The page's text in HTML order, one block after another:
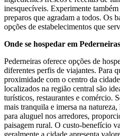
inesquecíveis. Experimente
preparos que agradam a todos. Os
opções de estabelecimentos que
Onde se hospedar em
Pederneiras oferece opções de
diferentes perfis de viajantes. Para
proximidade com o centro da
localizados na região central são
turísticos, restaurantes e comércio.
mais tranquila e imersa na
para aluguel nos arredores,
paisagem rural. O custo-benefício
geralmente a cidade apresenta